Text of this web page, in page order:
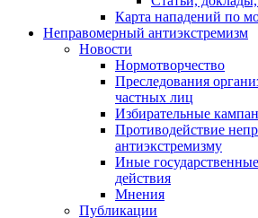
Карта нападений по
Неправомерный антиэкстремизм
Новости
Нормотворчество
Преследования
частных лиц
Избирательные
Противодействие
антиэкстремизму
Иные
действия
Мнения
Публикации